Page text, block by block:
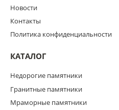
Новости
Контакты
Политика конфиденциальности
КАТАЛОГ
Недорогие памятники
Гранитные памятники
Мраморные памятники